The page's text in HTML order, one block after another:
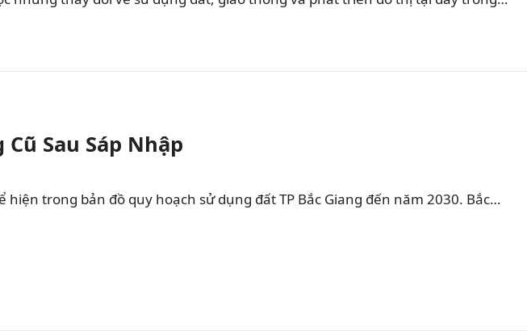
Sau Sáp Nhập
hiện trong bản đồ quy hoạch sử dụng đất TP Bắc Giang đến năm 2030. Bắc…